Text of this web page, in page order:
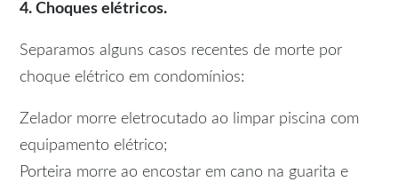
4. Choques elétricos.
Separamos alguns casos recentes de morte por
choque elétrico em condomínios:
Zelador morre eletrocutado ao limpar piscina com
equipamento elétrico;
Porteira morre ao encostar em cano na guarita e